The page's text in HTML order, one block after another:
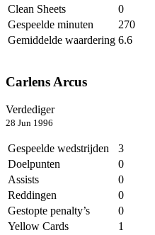
Clean Sheets
0
Gespeelde minuten
270
Gemiddelde waardering 6.6
Carlens Arcus
Verdediger
28 Jun 1996
Gespeelde wedstrijden
3
Doelpunten
0
Assists
0
Reddingen
0
Gestopte penalty’s
0
Yellow Cards
1